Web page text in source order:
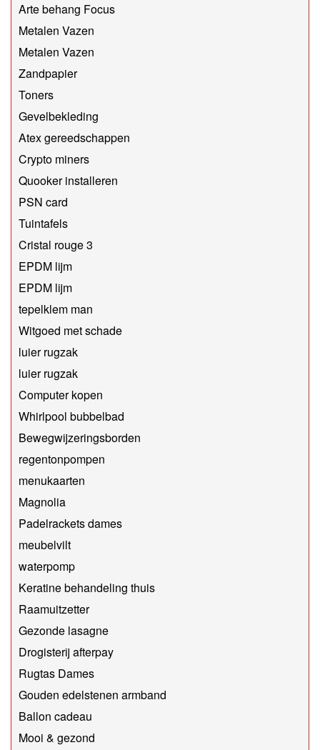
Arte behang Focus
Metalen Vazen
Metalen Vazen
Zandpapier
Toners
Gevelbekleding
Atex gereedschappen
Crypto miners
Quooker installeren
PSN card
Tuintafels
Cristal rouge 3
EPDM lijm
EPDM lijm
tepelklem man
Witgoed met schade
luier rugzak
luier rugzak
Computer kopen
Whirlpool bubbelbad
Bewegwijzeringsborden
regentonpompen
menukaarten
Magnolia
Padelrackets dames
meubelvilt
waterpomp
Keratine behandeling thuis
Raamuitzetter
Gezonde lasagne
Drogisterij afterpay
Rugtas Dames
Gouden edelstenen armband
Ballon cadeau
Mooi & gezond